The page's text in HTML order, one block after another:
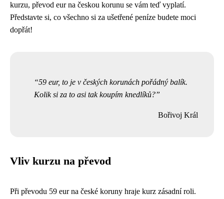
kurzu, převod eur na českou korunu se vám teď vyplatí.
Představte si, co všechno si za ušetřené peníze budete moci
dopřát!
59 eur, to je v českých korunách pořádný balík.
Kolik si za to asi tak koupím knedlíků?
Bořivoj Král
Vliv kurzu na převod
Při převodu 59 eur na české koruny hraje kurz zásadní roli.